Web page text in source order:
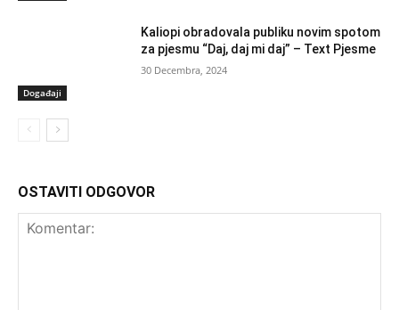
Događaji
Kaliopi obradovala publiku novim spotom
za pjesmu “Daj, daj mi daj” – Text Pjesme
30 Decembra, 2024
OSTAVITI ODGOVOR